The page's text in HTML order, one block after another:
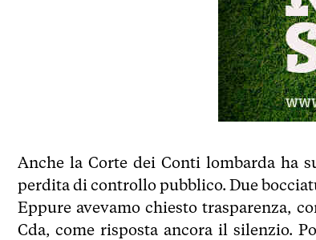
Anche la Corte dei Conti lombarda ha
perdita di controllo pubblico. Due
Eppure avevamo chiesto trasparenza,
Cda, come risposta ancora il silenzio.